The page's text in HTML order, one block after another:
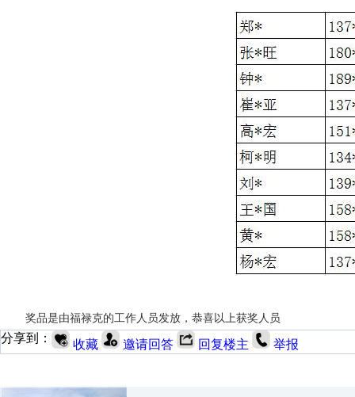
奖品是由福禄克的工作人员发放，恭喜以上获奖人员
分享到： 收藏 邀请回答 回复楼主 举报